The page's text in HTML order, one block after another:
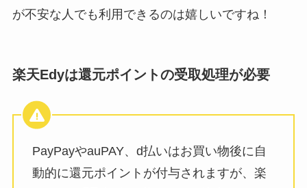
が不安な人でも利用できるのは嬉しいですね！
楽天Edyは還元ポイントの受取処理が必要
PayPayやauPAY、d払いはお買い物後に自
動的に還元ポイントが付与されますが、楽